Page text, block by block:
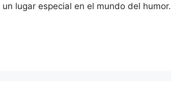
lugar especial en el mundo del humor.